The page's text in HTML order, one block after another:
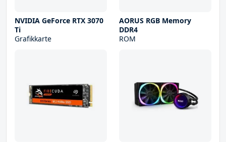
NVIDIA GeForce RTX 3070
Ti
Grafikkarte
AORUS RGB Memory
DDR4
ROM